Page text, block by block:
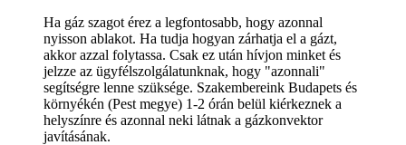
Ha gáz szagot érez a legfontosabb, hogy azonnal
nyisson ablakot. Ha tudja hogyan zárhatja el a gázt,
akkor azzal folytassa. Csak ez után hívjon minket és
jelzze az ügyfélszolgálatunknak, hogy "azonnali"
segítségre lenne szüksége. Szakembereink Budapets és
környékén (Pest megye) 1-2 órán belül kiérkeznek a
helyszínre és azonnal neki látnak a gázkonvektor
javításának.